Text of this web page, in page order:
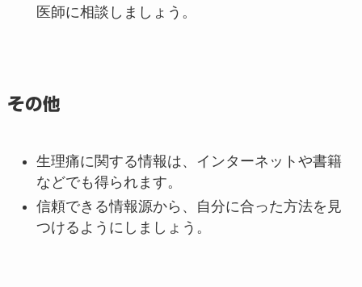
医師に相談しましょう。
その他
生理痛に関する情報は、インターネットや書籍
などでも得られます。
信頼できる情報源から、自分に合った方法を見
つけるようにしましょう。